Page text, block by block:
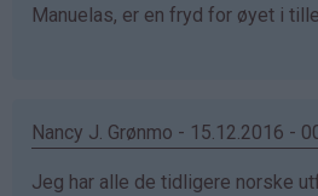
Manuelas, er en fryd for øyet i
Nancy J. Grønmo - 15.12.2016 -
Jeg har alle de tidligere norske